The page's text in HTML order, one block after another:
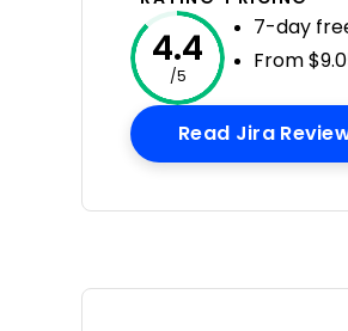
4.4
/5
7-day
From
Read Jira